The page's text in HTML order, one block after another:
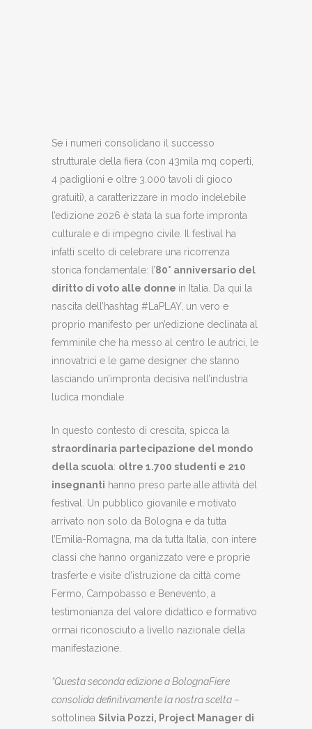
Se i numeri consolidano il successo
strutturale della fiera (con 43mila mq coperti,
4 padiglioni e oltre 3.000 tavoli di gioco
gratuiti), a caratterizzare in modo indelebile
l’edizione 2026 è stata la sua forte impronta
culturale e di impegno civile. Il festival ha
infatti scelto di celebrare una ricorrenza
storica fondamentale: l’80° anniversario del
diritto di voto alle donne in Italia. Da qui la
nascita dell’hashtag #LaPLAY, un vero e
proprio manifesto per un’edizione declinata al
femminile che ha messo al centro le autrici, le
innovatrici e le game designer che stanno
lasciando un’impronta decisiva nell’industria
ludica mondiale.
In questo contesto di crescita, spicca la
straordinaria partecipazione del mondo
della scuola: oltre 1.700 studenti e 210
insegnanti hanno preso parte alle attività del
festival. Un pubblico giovanile e motivato
arrivato non solo da Bologna e da tutta
l’Emilia-Romagna, ma da tutta Italia, con intere
classi che hanno organizzato vere e proprie
trasferte e visite d’istruzione da città come
Fermo, Campobasso e Benevento, a
testimonianza del valore didattico e formativo
ormai riconosciuto a livello nazionale della
manifestazione.
“Questa seconda edizione a BolognaFiere
consolida definitivamente la nostra scelta –
sottolinea Silvia Pozzi, Project Manager di